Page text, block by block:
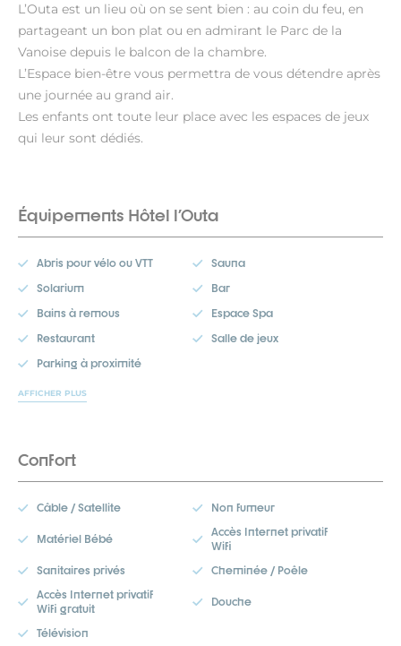
L’Outa est un lieu où on se sent bien : au coin du feu, en
partageant un bon plat ou en admirant le Parc de la
Vanoise depuis le balcon de la chambre.
L’Espace bien-être vous permettra de vous détendre après
une journée au grand air.
Les enfants ont toute leur place avec les espaces de jeux
qui leur sont dédiés.
Équipements Hôtel l'Outa
Abris pour vélo ou VTT
Sauna
Solarium
Bar
Bains à remous
Espace Spa
Restaurant
Salle de jeux
Parking à proximité
AFFICHER PLUS
Confort
Câble / Satellite Non fumeur
Matériel Bébé
Accès Internet privatif
Wifi
Sanitaires privés
Cheminée / Poêle
Accès Internet privatif
Wifi gratuit
Douche
Télévision